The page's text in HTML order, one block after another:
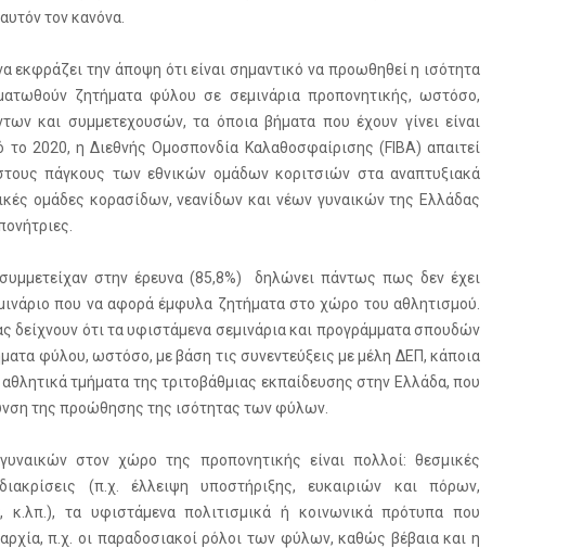
τον κανόνα.
εκφράζει την άποψη ότι είναι σημαντικό να προωθηθεί η ισότητα
ζητήματα φύλου σε σεμινάρια προπονητικής, ωστόσο,
και συμμετεχουσών, τα όποια βήματα που έχουν γίνει είναι
2020, η Διεθνής Ομοσπονδία Καλαθοσφαίρισης (FIBA) απαιτεί
πάγκους των εθνικών ομάδων κοριτσιών στα αναπτυξιακά
ομάδες κορασίδων, νεανίδων και νέων γυναικών της Ελλάδας
στην έρευνα (85,8%) δηλώνει πάντως πως δεν έχει
που να αφορά έμφυλα ζητήματα στο χώρο του αθλητισμού.
δείχνουν ότι τα υφιστάμενα σεμινάρια και προγράμματα σπουδών
φύλου, ωστόσο, με βάση τις συνεντεύξεις με μέλη ΔΕΠ, κάποια
τμήματα της τριτοβάθμιας εκπαίδευσης στην Ελλάδα, που
της προώθησης της ισότητας των φύλων.
στον χώρο της προπονητικής είναι πολλοί: θεσμικές
(π.χ. έλλειψη υποστήριξης, ευκαιριών και πόρων,
τα υφιστάμενα πολιτισμικά ή κοινωνικά πρότυπα που
π.χ. οι παραδοσιακοί ρόλοι των φύλων, καθώς βέβαια και η